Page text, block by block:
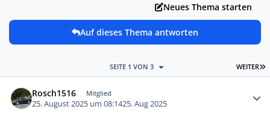
Neues Thema starten
Auf dieses Thema antworten
WEITER
SEITE 1 VON 3
Rosch1516 Mitglied
25. August 2025 um 08:1425. Aug 2025